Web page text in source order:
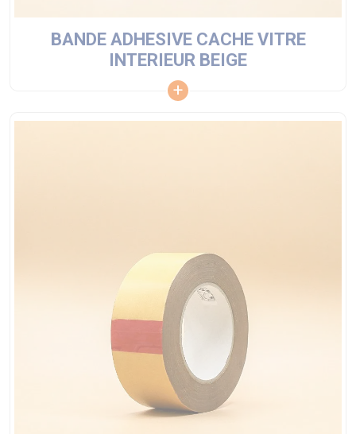
BANDE ADHESIVE CACHE VITRE
INTERIEUR BEIGE